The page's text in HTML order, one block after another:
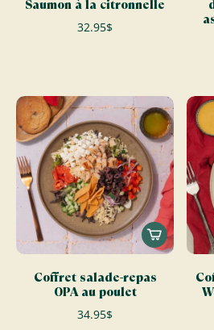
Saumon à la citronnelle
32.95$
Coffret salade-repas
OPA au poulet
34.95$